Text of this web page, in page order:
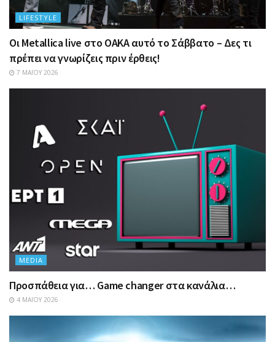
LIFESTYLE
Οι Metallica live στο ΟΑΚΑ αυτό το Σάββατο – Δες τι
πρέπει να γνωρίζεις πριν έρθεις!
7 ΜΑΪ́ΟΥ 2026
MEDIA
Προσπάθεια για… Game changer στα κανάλια…
4 ΜΑΪ́ΟΥ 2026